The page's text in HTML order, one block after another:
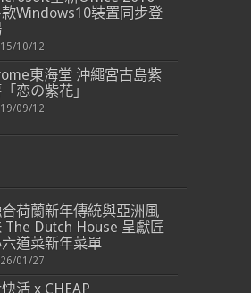
Windows10裝置同步登
10/12
東海堂 沖繩宮古島紫
恋の紫花」
09/12
荷蘭新年傳統與亞洲風
The Dutch House 呈獻匠
道菜新年菜單
01/27
活 x CHEAP